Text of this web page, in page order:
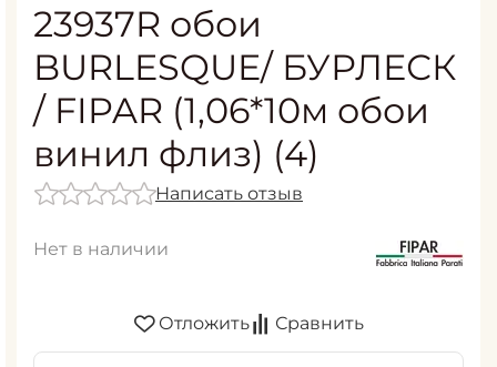
23937R обои
BURLESQUE/ БУРЛЕСК
/ FIPAR (1,06*10м обои
винил флиз) (4)
Написать отзыв
Нет в наличии
Отложить Сравнить